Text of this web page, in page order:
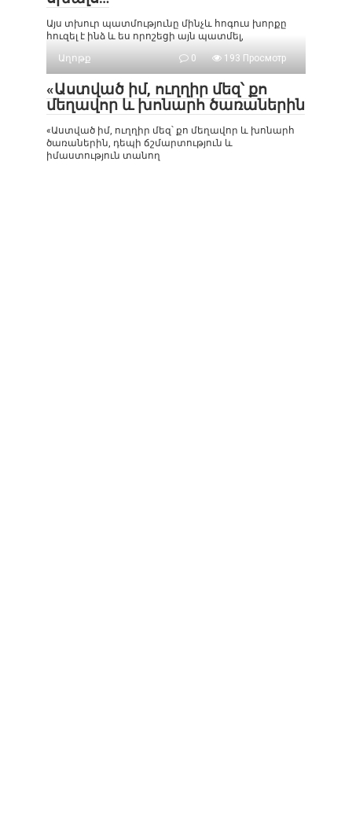
Այս տխուր պատմությունը մինչև հոգուս խորքը
հուզել է ինձ և ես որոշեցի այն պատմել,
Աղոթք
0 193 Просмотр
«Աստված իմ, ուղղիր մեզ՝ քո
մեղավոր և խոնարհ ծառաներին
«Աստված իմ, ուղղիր մեզ՝ քո մեղավոր և խոնարհ
ծառաներին, դեպի ճշմարտություն և
իմաստություն տանող